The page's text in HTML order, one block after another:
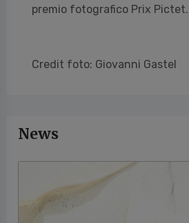
premio fotografico Prix Pictet.
Credit foto: Giovanni Gastel
News